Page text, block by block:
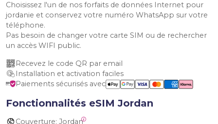
Choisissez l'un de nos forfaits de données Internet pour
jordanie et conservez votre numéro WhatsApp sur votre
téléphone.
Pas besoin de changer votre carte SIM ou de rechercher
un accès WIFI public.
Recevez le code QR par email
Installation et activation faciles
Paiements sécurisés avec
Fonctionnalités eSIM Jordan
Couverture: Jordan